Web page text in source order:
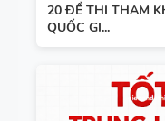
20 ĐỀ THI THAM
QUỐC GI...